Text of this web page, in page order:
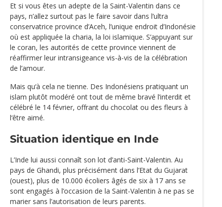
Et si vous êtes un adepte de la Saint-Valentin dans ce
pays, n’allez surtout pas le faire savoir dans l’ultra
conservatrice province d’Aceh, l’unique endroit d’Indonésie
où est appliquée la charia, la loi islamique. S’appuyant sur
le coran, les autorités de cette province viennent de
réaffirmer leur intransigeance vis-à-vis de la célébration
de l’amour.
Mais qu‘à cela ne tienne. Des Indonésiens pratiquant un
islam plutôt modéré ont tout de même bravé l’interdit et
célébré le 14 février, offrant du chocolat ou des fleurs à
l‘être aimé.
Situation identique en Inde
L’Inde lui aussi connaît son lot d’anti-Saint-Valentin. Au
pays de Ghandi, plus précisément dans l’Etat du Gujarat
(ouest), plus de 10.000 écoliers âgés de six à 17 ans se
sont engagés à l’occasion de la Saint-Valentin à ne pas se
marier sans l’autorisation de leurs parents.